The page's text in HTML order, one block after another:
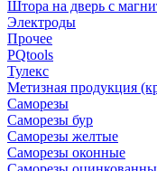
Штора на дверь с
Электроды
Прочее
PQtools
Тулекс
Метизная продукция
Саморезы
Саморезы бур
Саморезы желтые
Саморезы оконные